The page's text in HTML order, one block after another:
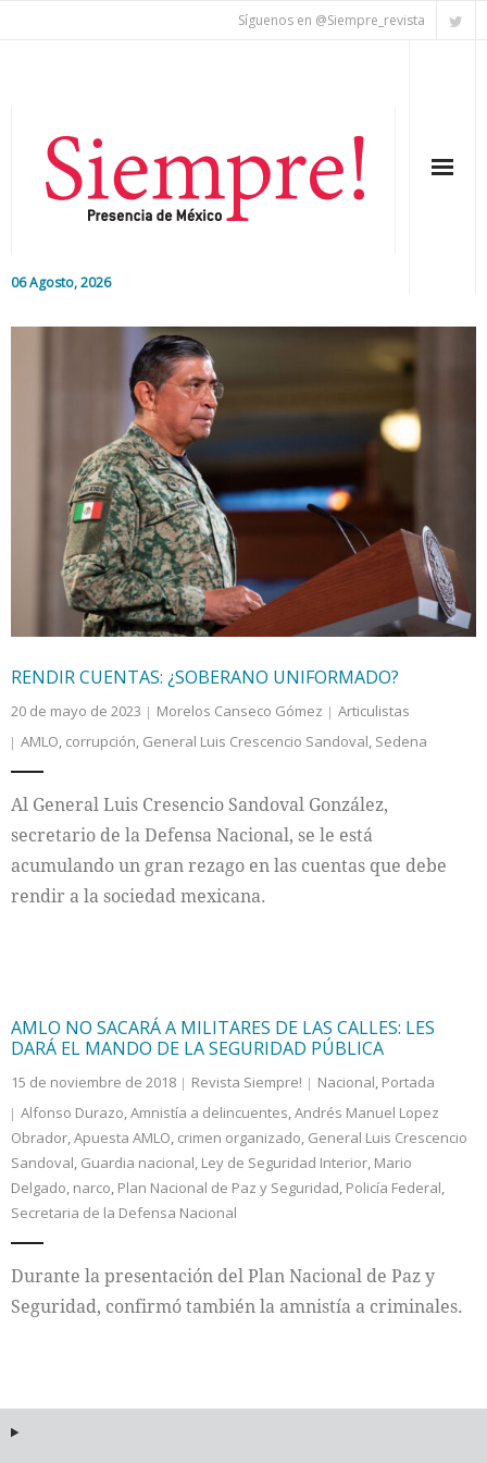
Síguenos en @Siempre_revista
06 Agosto, 2026
Colaboradores
Internacional
Cultura
RENDIR CUENTAS: ¿SOBERANO UNIFORMADO?
20 de mayo de 2023 Morelos Canseco Gómez
Articulistas
AMLO, corrupción, General Luis Crescencio Sandoval, Sedena
Al General Luis Cresencio Sandoval González,
secretario de la Defensa Nacional, se le está
acumulando un gran rezago en las cuentas que debe
rendir a la sociedad mexicana.
AMLO NO SACARÁ A MILITARES DE LAS CALLES: LES
DARÁ EL MANDO DE LA SEGURIDAD PÚBLICA
15 de noviembre de 2018 Revista Siempre! Nacional, Portada
Alfonso Durazo,Amnistía a delincuentes,Andrés Manuel Lopez
Obrador,Apuesta AMLO, crimen organizado, General Luis Crescencio
Sandoval, Guardia nacional, Ley de Seguridad Interior, Mario
Delgado, narco, Plan Nacional de Paz y Seguridad, Policía Federal,
Secretaria de la Defensa Nacional
Durante la presentación del Plan Nacional de Paz y
Seguridad, confirmó también la amnistía a criminales.